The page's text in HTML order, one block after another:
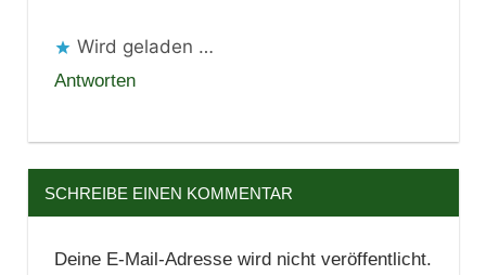
Wird geladen …
Antworten
SCHREIBE EINEN KOMMENTAR
Deine E-Mail-Adresse wird nicht veröffentlicht.